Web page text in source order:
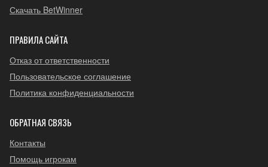
Скачать BetWinner
ПРАВИЛА САЙТА
Отказ от ответственности
Пользовательское соглашение
Политика конфиденциальности
ОБРАТНАЯ СВЯЗЬ
Контакты
Помощь игрокам